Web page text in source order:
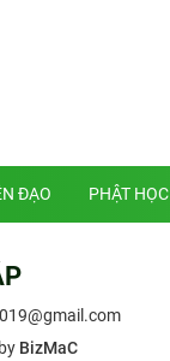
ĐẠO PHẬT HỌC
BizMaC